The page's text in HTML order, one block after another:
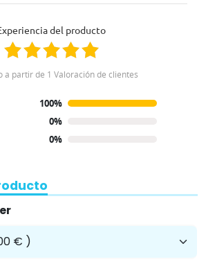
Experiencia del producto
a partir de 1 Valoración de clientes
100%
0%
0%